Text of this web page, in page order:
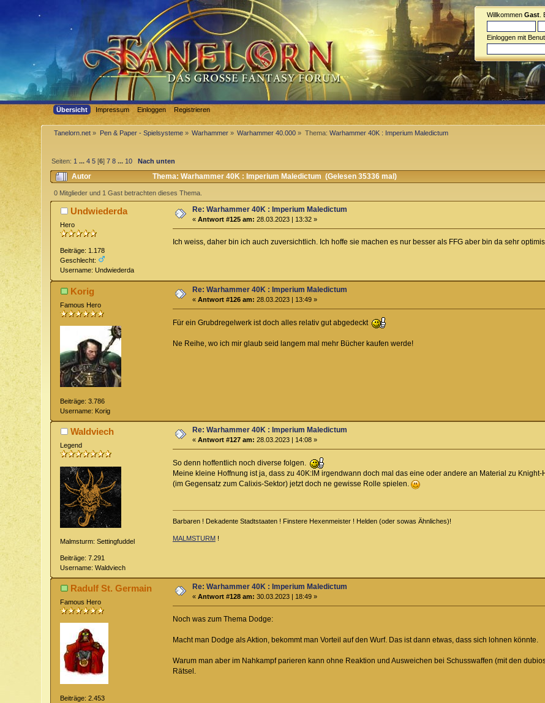
Willkommen Gast
Einloggen mit
Übersicht Impressum Einloggen Registrieren
Tanelorn.net » Pen & Paper - Spielsysteme» Warhammer » Warhammer 40.000 » Thema: Warhammer 40K : Imperium Maledictum
Seiten: 1 ...4 5 [6]7 8 ... 10 Nach unten
Autor Thema: Warhammer 40K : Imperium Maledictum (Gelesen 35336 mal)
0 Mitglieder und 1 Gast betrachten dieses Thema.
Undwiederda
Hero
Beiträge: 1.178
Geschlecht:
Username: Undwiederda
Re: Warhammer 40K : Imperium Maledictum
«Antwort #125 am: 28.03.2023 | 13:32 »
Ich weiss, daher bin ich auch zuversichtlich. Ich hoffe sie machen es nur besser als FFG aber bin da sehr
Korig
Famous Hero
Beiträge: 3.786
Username: Korig
Re: Warhammer 40K : Imperium Maledictum
«Antwort #126 am: 28.03.2023 | 13:49 »
Für ein Grubdregelwerk ist doch alles relativ gut abgedeckt
Ne Reihe, wo ich mir glaub seid langem mal mehr Bücher kaufen werde!
Waldviech
Legend
Malmsturm: Settingfuddel
Beiträge: 7.291
Username: Waldviech
Re: Warhammer 40K : Imperium Maledictum
«Antwort #127 am: 28.03.2023 | 14:08 »
So denn hoffentlich noch diverse folgen.
Meine kleine Hoffnung ist ja, dass zu 40K:IM irgendwann doch mal das eine oder andere an Material zu
(im Gegensatz zum Calixis-Sektor) jetzt doch ne gewisse Rolle spielen.
Barbaren ! Dekadente Stadtstaaten ! Finstere Hexenmeister ! Helden (oder sowas Ähnliches)!
MALMSTURM !
Radulf St. Germain
Famous Hero
Beiträge: 2.453
Re: Warhammer 40K : Imperium Maledictum
«Antwort #128 am: 30.03.2023 | 18:49 »
Noch was zum Thema Dodge:
Macht man Dodge als Aktion, bekommt man Vorteil auf den Wurf. Das ist dann etwas, dass sich lohnen könnte.
Warum man aber im Nahkampf parieren kann ohne Reaktion und Ausweichen bei Schusswaffen (mit den
Rätsel.